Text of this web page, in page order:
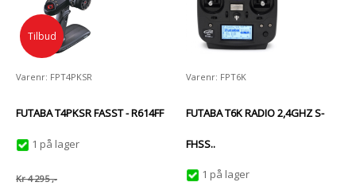
Tilbud
Varenr: FPT4PKSR
FUTABA T4PKSR FASST - R614FF
1 på lager
Kr4 295,-
Varenr: FPT6K
FUTABA T6K RADIO 2,4GHZ S-
FHSS..
1 på lager